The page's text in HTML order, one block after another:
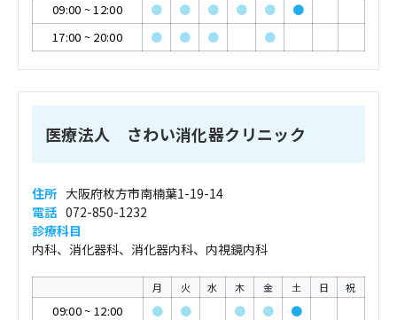
09:00 ~12:00 ● ● ● ● ●
●
17:00 ~ 20:00 ● ● ● ●
医療法人 さわい消化器クリニック
住所 大阪府枚方市南楠葉1-19-14
電話 072-850-1232
診療科目
内科、消化器科、消化器内科、内視鏡内科
月 火 水 木 金 土 日 祝
09:00~ 12:00 ● ● ● ●
●